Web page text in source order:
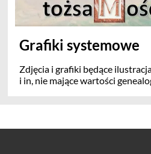
Grafiki systemowe
Zdjęcia i grafiki będące
i in, nie mające wartości